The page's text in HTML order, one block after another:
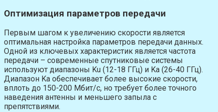
Оптимизация параметров передачи
Первым шагом к увеличению скорости является
оптимальная настройка параметров передачи данных.
Одной из ключевых характеристик является частота
передачи – современные спутниковые системы
используют диапазоны Ku (12-18 ГГц) и Ka (26-40 ГГц).
Диапазон Ka обеспечивает более высокие скорости,
вплоть до 150-200 Мбит/с, но требует более точного
наведения антенны и меньшего запыла с
препятствиями.